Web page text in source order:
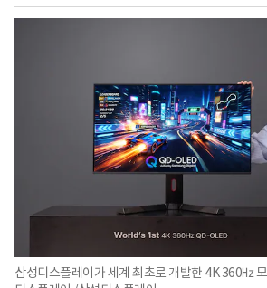
삼성디스플레이가 세계 최초로 개발한 4K 360㎐